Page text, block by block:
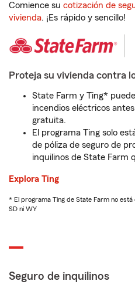
Comience su cotización de
vivienda. ¡Es rápido y sencillo!
Proteja su vivienda contra
State Farm y Ting*
incendios eléctricos
gratuita.
El programa Ting solo
de póliza de seguro de
inquilinos de State Farm
Explora Ting
* El programa Ting de State Farm no está
SD ni WY
Seguro de inquilinos